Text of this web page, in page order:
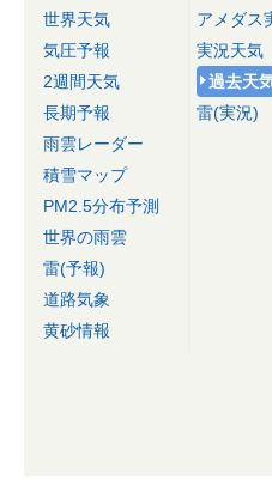
世界天気
気圧予報
2週間天気
長期予報
雨雲レーダー
積雪マップ
PM2.5分布予測
世界の雨雲
雷(予報)
道路気象
黄砂情報
アメダス
実況天気
過去天
雷(実況)